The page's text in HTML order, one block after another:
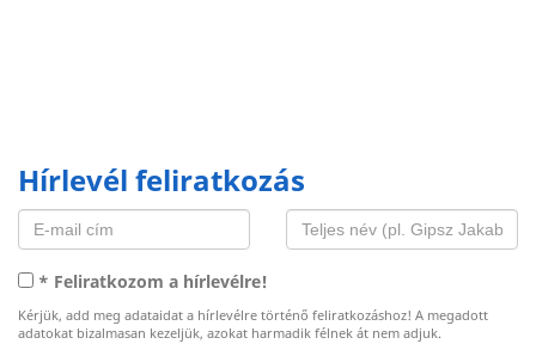
Hírlevél feliratkozás
* Feliratkozom a hírlevélre!
Kérjük, add meg adataidat a hírlevélre történő feliratkozáshoz! A megadott
adatokat bizalmasan kezeljük, azokat harmadik félnek át nem adjuk.